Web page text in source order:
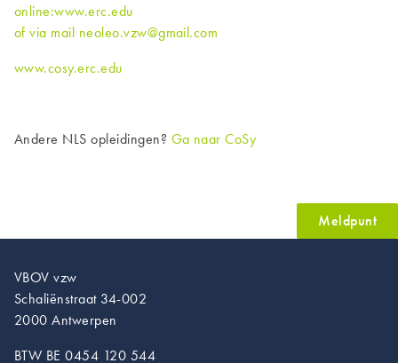
online:www.erc.edu
of via mail neoleo.vzw@gmail.com
www.cosy.erc.edu
Andere NLS opleidingen? Ga naar CoSy
Meldpunt
VBOV vzw
Schaliënstraat 34-002
2000 Antwerpen
BTW BE 0454 120 544